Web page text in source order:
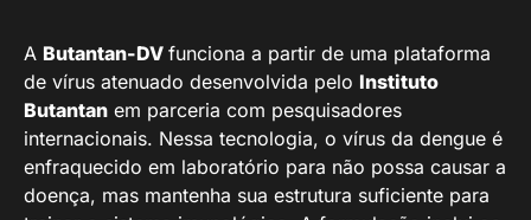
A Butantan-DV funciona a partir de uma plataforma
de vírus atenuado desenvolvida pelo Instituto
Butantan em parceria com pesquisadores
internacionais. Nessa tecnologia, o vírus da dengue é
enfraquecido em laboratório para não possa causar a
doença, mas mantenha sua estrutura suficiente para